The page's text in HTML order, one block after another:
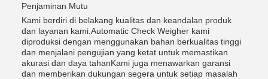
Penjaminan Mutu
Kami berdiri di belakang kualitas dan keandalan produk
dan layanan kami.Automatic Check Weigher kami
diproduksi dengan menggunakan bahan berkualitas tinggi
dan menjalani pengujian yang ketat untuk memastikan
akurasi dan daya tahanKami juga menawarkan garansi
dan memberikan dukungan segera untuk setiap masalah